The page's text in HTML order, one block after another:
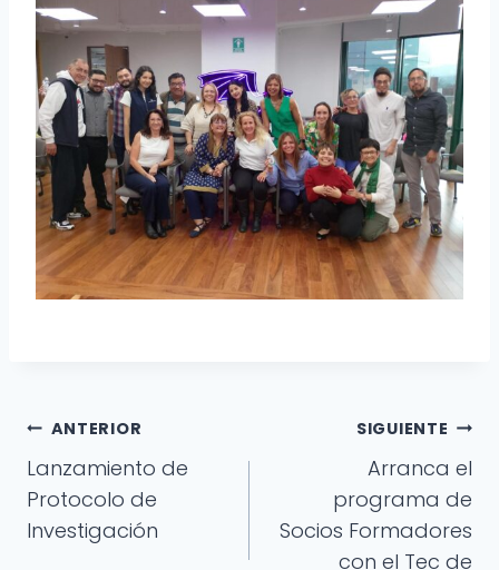
Navegación
de
entradas
ANTERIOR
Lanzamiento de
Protocolo de
Investigación
SIGUIENTE
Arranca el
programa de
Socios Formadores
con el Tec de